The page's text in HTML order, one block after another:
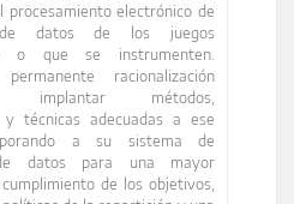
procesamiento electrónico de
de datos de los juegos
o que se instrumenten.
racionalización
implantar métodos,
y técnicas adecuadas a ese
a su sistema de
datos para una mayor
de los objetivos,